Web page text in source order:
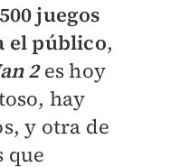
juegos
el público,
2es hoy
hay
y otra de
que